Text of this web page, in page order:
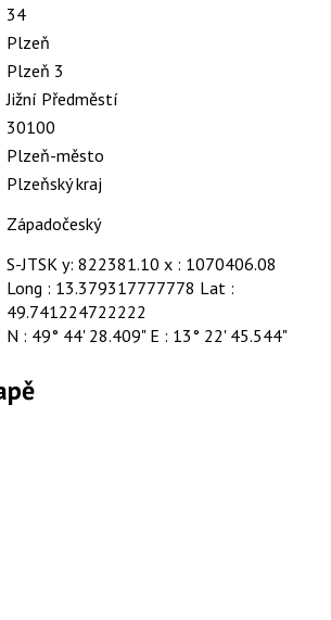
34
Plzeň
Plzeň 3
Jižní Předměstí
30100
Plzeň-město
Plzeňský kraj
Západočeský
S-JTSK y: 822381.10 x : 1070406.08
Long : 13.379317777778 Lat :
49.741224722222
N : 49° 44' 28.409" E : 13° 22' 45.544"